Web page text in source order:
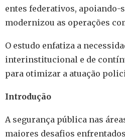
entes federativos, apoiando-
modernizou as operações
O estudo enfatiza a
interinstitucional e de
para otimizar a atuação
Introdução
A segurança pública nas
maiores desafios